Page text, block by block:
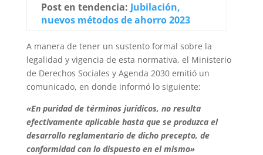
Post en tendencia: Jubilación,
nuevos métodos de ahorro 2023
A manera de tener un sustento formal sobre la
legalidad y vigencia de esta normativa, el Ministerio
de Derechos Sociales y Agenda 2030 emitió un
comunicado, en donde informó lo siguiente:
«En puridad de términos jurídicos, no resulta
efectivamente aplicable hasta que se produzca el
desarrollo reglamentario de dicho precepto, de
conformidad con lo dispuesto en el mismo»